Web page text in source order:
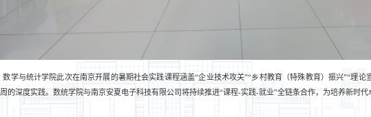
数学与统计学院此次在南京开展的暑期社会实践课程涵盖“企业技术攻关”“乡村教育 （特殊教育） 振兴”“理论
周的深度实践。数统学院与南京安夏电子科技有限公司将持续推进“课程-实践-就业”全链条合作，为培养新时代